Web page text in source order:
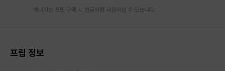
에너지는 프립 구매 시 현금처럼 사용하실 수 있습니다.
프립 정보